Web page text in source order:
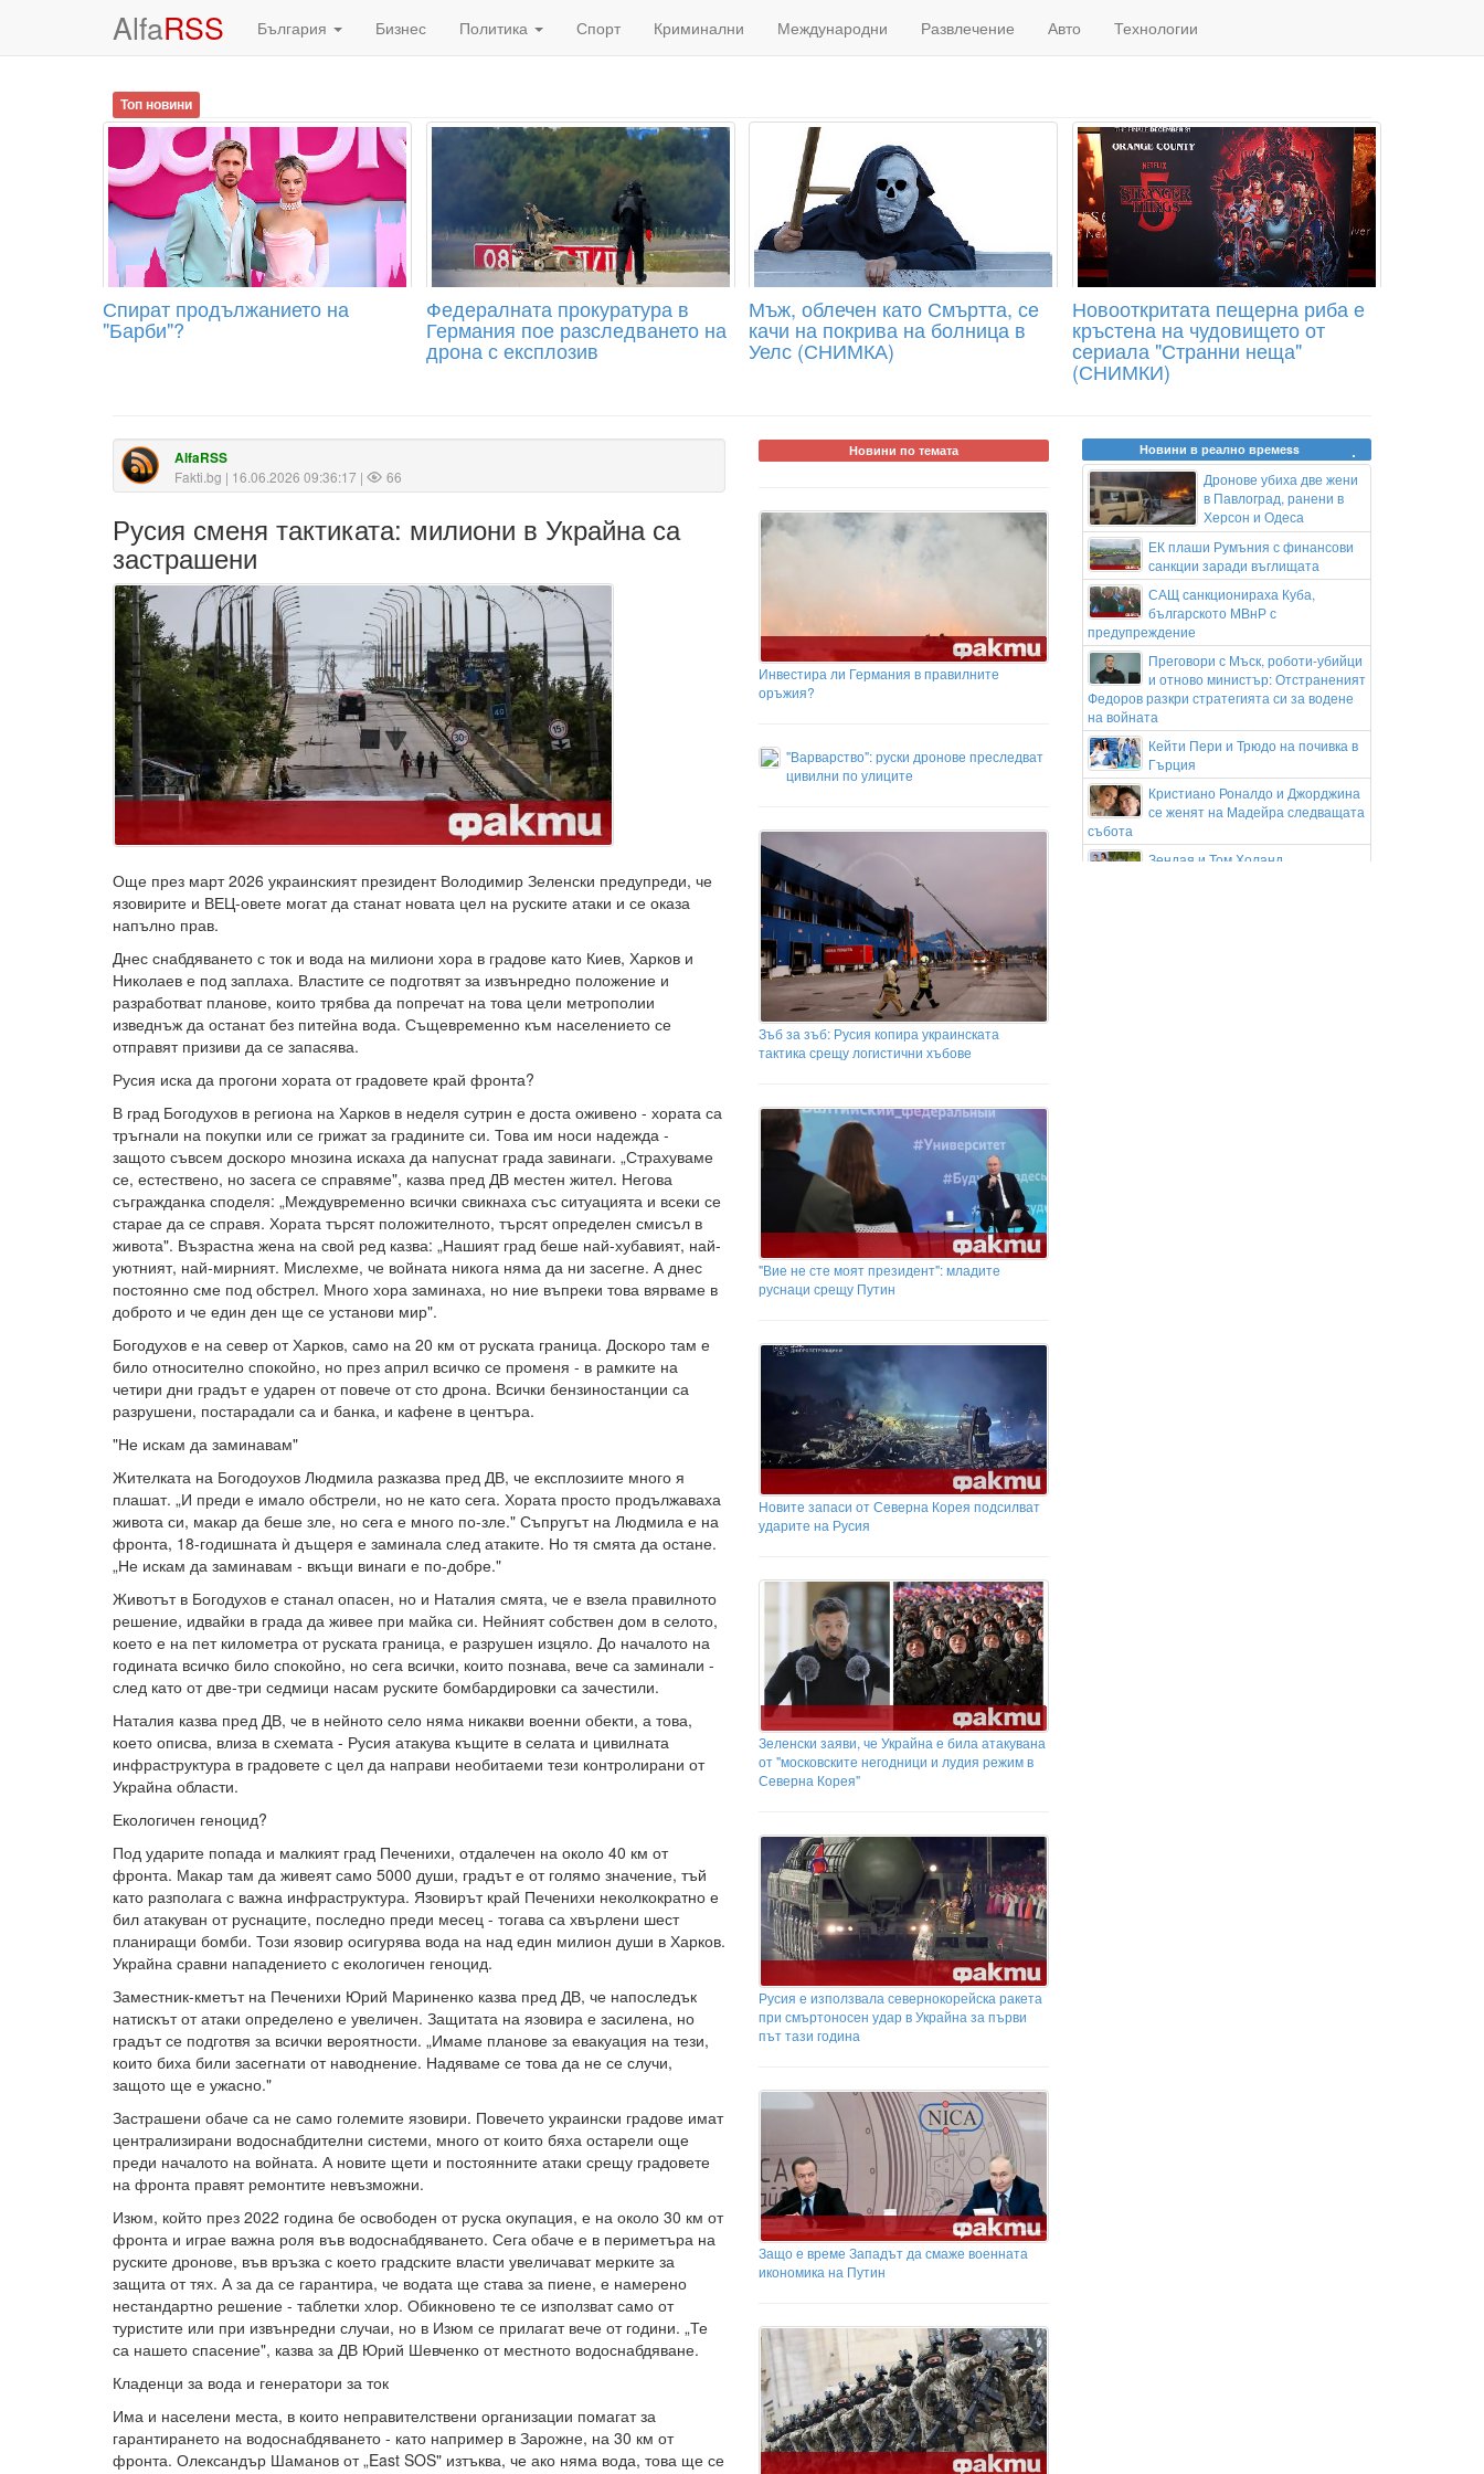
AlfaRSS България Бизнес Политика Спорт Криминални Международни Развлечение Авто Технологии
Топ новини
Спират продължанието на
"Барби"?
Федералната прокуратура в
Германия пое разследването на
дрона с експлозив
Мъж, облечен като Смъртта, се
качи на покрива на болница в
Уелс (СНИМКА)
Новооткритата пещерна риба е
кръстена на чудовището от
сериала "Странни неща"
(СНИМКИ)
AlfaRSS
Fakti.bg | 16.06.2026 09:36:17 | 66
Русия сменя тактиката: милиони в Украйна са
застрашени
Още през март 2026 украинският президент Володимир Зеленски предупреди, че
язовирите и ВЕЦ-овете могат да станат новата цел на руските атаки и се оказа
напълно прав.
Днес снабдяването с ток и вода на милиони хора в градове като Киев, Харков и
Николаев е под заплаха. Властите се подготвят за извънредно положение и
разработват планове, които трябва да попречат на това цели метрополии
изведнъж да останат без питейна вода. Същевременно към населението се
отправят призиви да се запасява.
Русия иска да прогони хората от градовете край фронта?
В град Богодухов в региона на Харков в неделя сутрин е доста оживено - хората са
тръгнали на покупки или се грижат за градините си. Това им носи надежда -
защото съвсем доскоро мнозина искаха да напуснат града завинаги. „Страхуваме
се, естествено, но засега се справяме", казва пред ДВ местен жител. Негова
съгражданка споделя: „Междувременно всички свикнаха със ситуацията и всеки се
старае да се справя. Хората търсят положителното, търсят определен смисъл в
живота". Възрастна жена на свой ред казва: „Нашият град беше най-хубавият, най-
уютният, най-мирният. Мислехме, че войната никога няма да ни засегне. А днес
постоянно сме под обстрел. Много хора заминаха, но ние въпреки това вярваме в
доброто и че един ден ще се установи мир".
Богодухов е на север от Харков, само на 20 км от руската граница. Доскоро там е
било относително спокойно, но през април всичко се променя - в рамките на
четири дни градът е ударен от повече от сто дрона. Всички бензиностанции са
разрушени, постарадали са и банка, и кафене в центъра.
"Не искам да заминавам"
Жителката на Богодоухов Людмила разказва пред ДВ, че експлозиите много я
плашат. „И преди е имало обстрели, но не като сега. Хората просто продължаваха
живота си, макар да беше зле, но сега е много по-зле." Съпругът на Людмила е на
фронта, 18-годишната ѝ дъщеря е заминала след атаките. Но тя смята да остане.
„Не искам да заминавам - вкъщи винаги е по-добре."
Животът в Богодухов е станал опасен, но и Наталия смята, че е взела правилното
решение, идвайки в града да живее при майка си. Нейният собствен дом в селото,
което е на пет километра от руската граница, е разрушен изцяло. До началото на
годината всичко било спокойно, но сега всички, които познава, вече са заминали -
след като от две-три седмици насам руските бомбардировки са зачестили.
Наталия казва пред ДВ, че в нейното село няма никакви военни обекти, а това,
което описва, влиза в схемата - Русия атакува къщите в селата и цивилната
инфраструктура в градовете с цел да направи необитаеми тези контролирани от
Украйна области.
Екологичен геноцид?
Под ударите попада и малкият град Печенихи, отдалечен на около 40 км от
фронта. Макар там да живеят само 5000 души, градът е от голямо значение, тъй
като разполага с важна инфраструктура. Язовирът край Печенихи неколкократно е
бил атакуван от руснаците, последно преди месец - тогава са хвърлени шест
планиращи бомби. Този язовир осигурява вода на над един милион души в Харков.
Украйна сравни нападението с екологичен геноцид.
Заместник-кметът на Печенихи Юрий Мариненко казва пред ДВ, че напоследък
натискът от атаки определено е увеличен. Защитата на язовира е засилена, но
градът се подготвя за всички вероятности. „Имаме планове за евакуация на тези,
които биха били засегнати от наводнение. Надяваме се това да не се случи,
защото ще е ужасно."
Застрашени обаче са не само големите язовири. Повечето украински градове имат
централизирани водоснабдителни системи, много от които бяха остарели още
преди началото на войната. А новите щети и постоянните атаки срещу градовете
на фронта правят ремонтите невъзможни.
Изюм, който през 2022 година бе освободен от руска окупация, е на около 30 км от
фронта и играе важна роля във водоснабдяването. Сега обаче е в периметъра на
руските дронове, във връзка с което градските власти увеличават мерките за
защита от тях. А за да се гарантира, че водата ще става за пиене, е намерено
нестандартно решение - таблетки хлор. Обикновено те се използват само от
туристите или при извънредни случаи, но в Изюм се прилагат вече от години. „Те
са нашето спасение", казва за ДВ Юрий Шевченко от местното водоснабдяване.
Кладенци за вода и генератори за ток
Има и населени места, в които неправителствени организации помагат за
гарантирането на водоснабдяването - като например в Зарожне, на 30 км от
фронта. Олександър Шаманов от „East SOS" изтъква, че ако няма вода, това ще се
Новини по темата
Инвестира ли Германия в правилните
оръжия?
"Варварство": руски дронове преследват
цивилни по улиците
Зъб за зъб: Русия копира украинската
тактика срещу логистични хъбове
"Вие не сте моят президент": младите
руснаци срещу Путин
Новите запаси от Северна Корея подсилват
ударите на Русия
Зеленски заяви, че Украйна е била атакувана
от "московските негодници и лудия режим в
Северна Корея"
Русия е използвала севернокорейска ракета
при смъртоносен удар в Украйна за първи
път тази година
Защо е време Западът да смаже военната
икономика на Путин
Новини в реално времеss
Дронове убиха две жени
в Павлоград, ранени в
Херсон и Одеса
ЕК плаши Румъния с финансови
санкции заради въглищата
САЩ санкционираха Куба,
българското МВнР с
предупреждение
Преговори с Мъск, роботи-убийци
и отново министър: Отстраненият
Федоров разкри стратегията си за водене
на войната
Кейти Пери и Трюдо на почивка в
Гърция
Кристиано Роналдо и Джорджина
се женят на Мадейра следващата
събота
Зендая и Том Холанд